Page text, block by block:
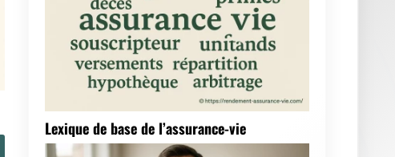
Lexique de base de l’assurance-vie